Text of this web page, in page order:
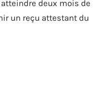
deux mois de
un reçu attestant du